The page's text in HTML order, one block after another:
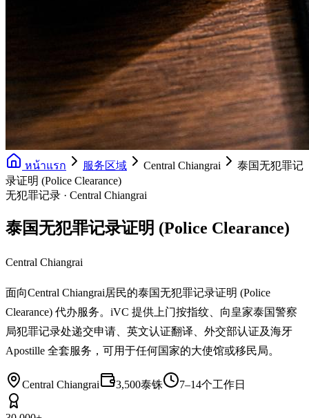
หน้าแรก 服务区域 Central Chiangrai
泰国无犯罪记
录证明 (Police Clearance)
无犯罪记录 · Central Chiangrai
泰国无犯罪记录证明 (Police Clearance)
Central Chiangrai
面向Central Chiangrai居民的泰国无犯罪记录证明 (Police
Clearance) 代办服务。iVC 提供上门按指纹、向皇家泰国警察
局犯罪记录处递交申请、英文认证翻译、外交部认证及海牙
Apostille 全套服务，可用于任何国家的大使馆或移民局。
Central Chiangrai 3,500泰铢 7–14个工作日